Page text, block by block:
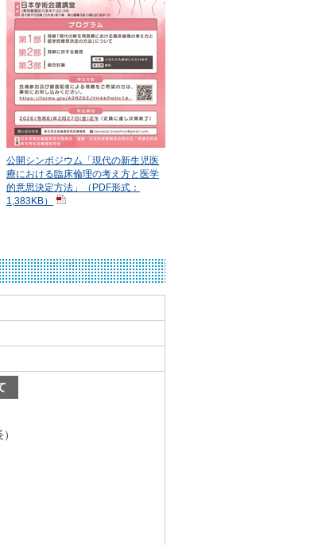
公開シンポジウム「現代の新生児医
療における臨床倫理の考え方と医学
的意思決定方法」（PDF形式：
1,383KB）